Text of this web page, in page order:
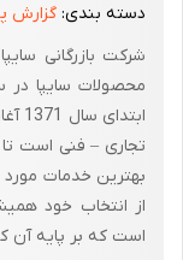
توجه :
موقع باز کردن
طرز قرار گرفتن
موتور ، کار
چچسب نوشته و به
11- پس از جدا نمودن سینی جل و ،
12- لازم است که
دسته بندی: گزارش
شرکت بازرگانی
تجاری – فنی است تا
بهترین خدمات مورد
از انتخاب خود
است که بر پایه آن